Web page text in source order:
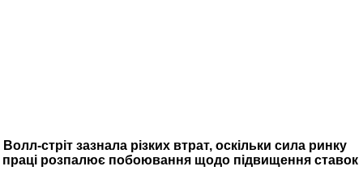
Волл-стріт зазнала різких втрат, оскільки сила ринку
праці розпалює побоювання щодо підвищення ставок